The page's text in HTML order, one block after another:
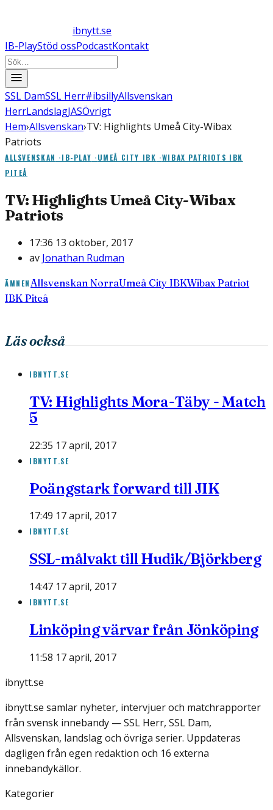
ibnytt.se
IB-PlayStöd ossPodcastKontakt
SSL DamSSL Herr#ibsillyAllsvenskan
HerrLandslagJASÖvrigt
Hem›Allsvenskan›TV: Highlights Umeå City-Wibax
Patriots
ALLSVENSKAN ·IB-PLAY ·UMEÅ CITY IBK ·WIBAX PATRIOTS IBK
PITEÅ
TV: Highlights Umeå City-Wibax
Patriots
17:36 13 oktober, 2017
av Jonathan Rudman
ÄMNEN Allsvenskan NorraUmeå City IBKWibax Patriot
IBK Piteå
Läs också
IBNYTT.SE
TV: Highlights Mora-Täby - Match
5
22:35 17 april, 2017
IBNYTT.SE
Poängstark forward till JIK
17:49 17 april, 2017
IBNYTT.SE
SSL-målvakt till Hudik/Björkberg
14:47 17 april, 2017
IBNYTT.SE
Linköping värvar från Jönköping
11:58 17 april, 2017
ibnytt.se
ibnytt.se samlar nyheter, intervjuer och matchrapporter
från svensk innebandy — SSL Herr, SSL Dam,
Allsvenskan, landslag och övriga serier. Uppdateras
dagligen från egen redaktion och 16 externa
innebandykällor.
Kategorier